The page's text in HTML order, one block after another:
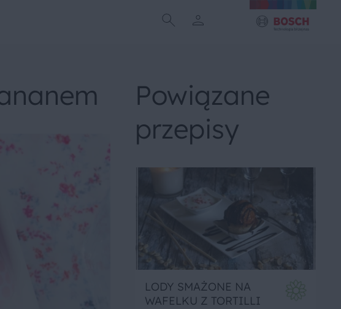
Powiązane
przepisy
LODY SMAŻONE NA
WAFELKU Z TORTILLI